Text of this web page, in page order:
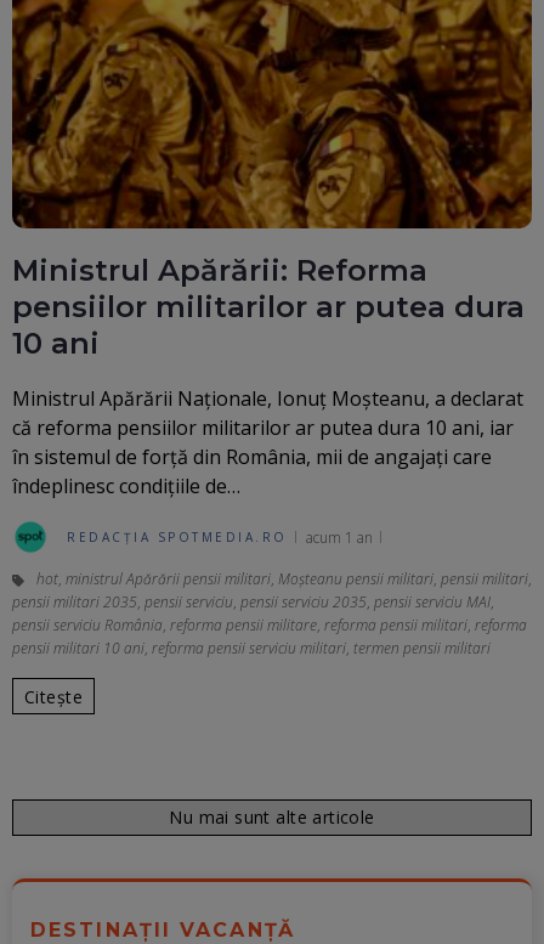
Ministrul Apărării: Reforma
pensiilor militarilor ar putea dura
10 ani
Ministrul Apărării Naţionale, Ionuţ Moşteanu, a declarat
că reforma pensiilor militarilor ar putea dura 10 ani, iar
în sistemul de forţă din România, mii de angajaţi care
îndeplinesc condiţiile de…
REDACȚIA SPOTMEDIA.RO acum 1 an
hot, ministrul Apărării pensii militari, Moșteanu pensii militari, pensii militari,
pensii militari 2035, pensii serviciu, pensii serviciu 2035, pensii serviciu MAI,
pensii serviciu România, reforma pensii militare, reforma pensii militari, reforma
pensii militari 10 ani, reforma pensii serviciu militari, termen pensii militari
Citește
Nu mai sunt alte articole
DESTINAȚII VACANȚĂ